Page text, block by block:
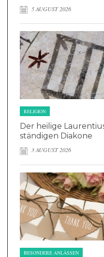
5 AUGUST 2026
RELIGION
Der heilige
ständigen Diakone
3 AUGUST 2026
BESONDERE ANLÄSSEN